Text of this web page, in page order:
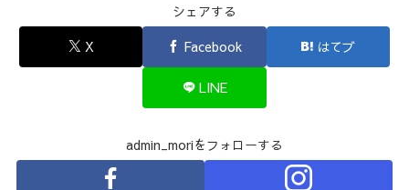
シェアする
X
Facebook はてブ
LINE
admin_moriをフォローする